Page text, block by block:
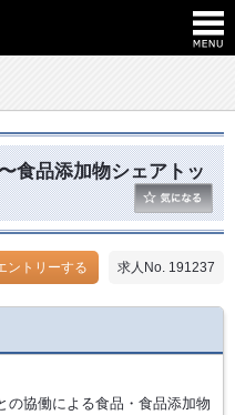
食品添加物シェアトッ
ントリーする 求人No. 191237
の協働による食品・食品添加物